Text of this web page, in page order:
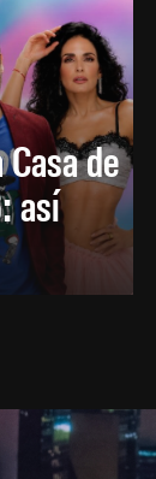
de
así